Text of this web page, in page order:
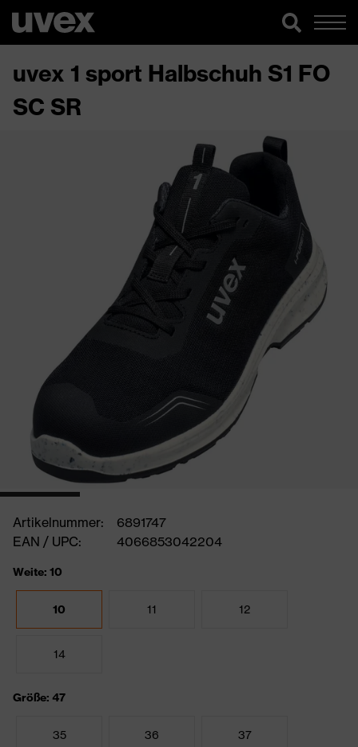
uvex 1 sport Halbschuh S1 FO
SC SR
Artikelnummer:
6891747
EAN / UPC:
4066853042204
Weite: 10
10 11 12
14
Größe: 47
35 36 37